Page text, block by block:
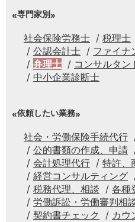
専門家別
社会保険労務士 税理士
公認会計士
ファイナ
弁理士
コンサルタン
中小企業診断士
依頼したい業務
社会・労働保険手続代行
公的書類の作成、申請
会計処理代行
特許、
経営コンサルティング
税務代理、相談
各種
労働訴訟・労働審判相
契約書チェック
カウ